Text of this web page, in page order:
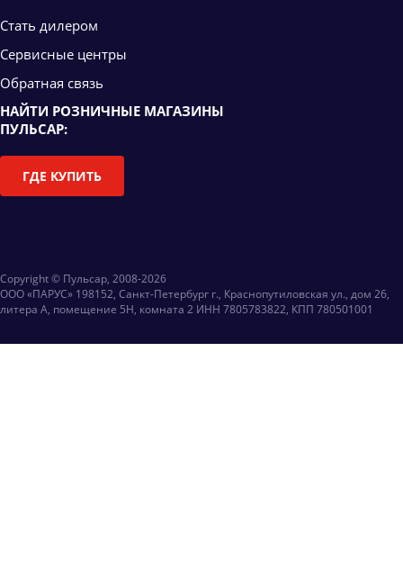
Стать дилером
Сервисные центры
Обратная связь
НАЙТИ РОЗНИЧНЫЕ МАГАЗИНЫ
ПУЛЬСАР:
ГДЕ КУПИТЬ
Copyright © Пульсар, 2008-2026
ООО «ПАРУС» 198152, Санкт-Петербург г., Краснопутиловская ул., дом 26,
литера А, помещение 5Н, комната 2 ИНН 7805783822, КПП 780501001